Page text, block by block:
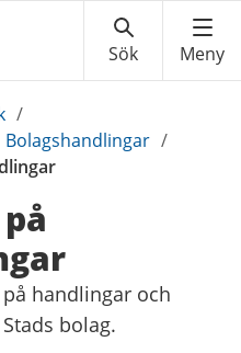
/
Bolagshandlingar /
handlingar och
bolag.